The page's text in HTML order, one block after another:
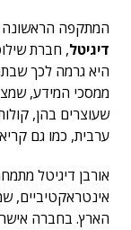
המתקפה הראשונה
דיגיטל, חברת
היא גרמה לכך
ממסכי המידע,
שעוצרים בהן,
ערבית, כמו גם
אורבן דיגיטל
אינטראקטיביים,
הארץ. בחברה